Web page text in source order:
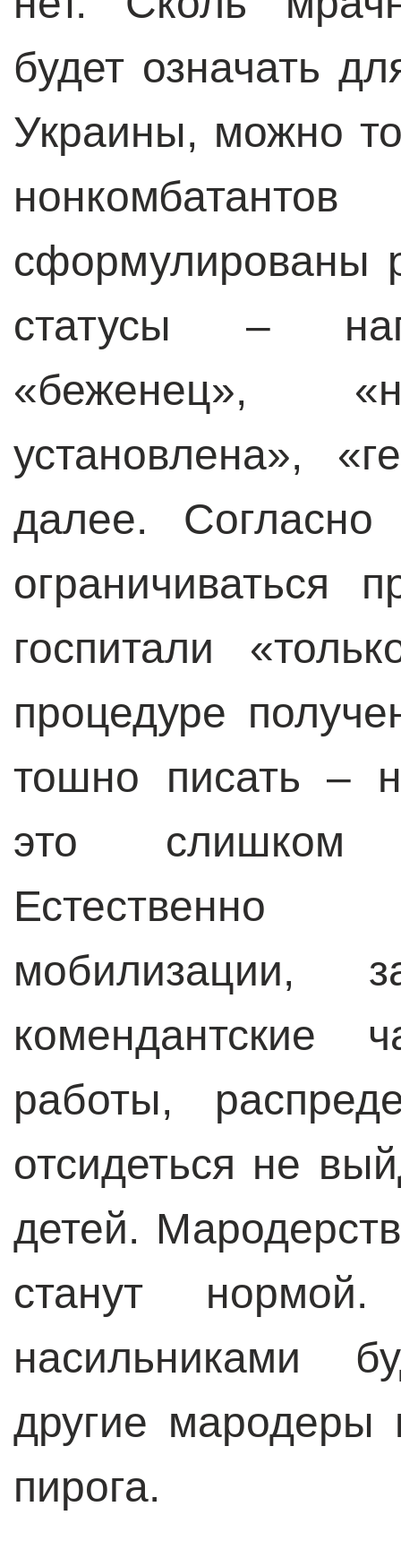
будет означать
Украины, можно
сформулированы
статусы –
«беженец»,
установлена»,
далее. Согласно
ограничиваться
госпитали
процедуре
тошно писать –
это слишком
мобилизации,
комендантские
работы,
отсидеться не
детей.
станут
насильниками
другие мародеры
пирога.